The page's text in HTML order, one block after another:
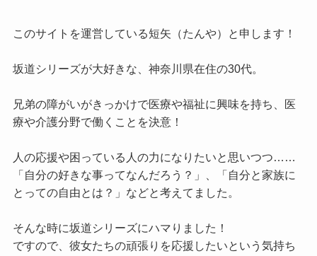
このサイトを運営している短矢（たんや）と申します！
坂道シリーズが大好きな、神奈川県在住の30代。
兄弟の障がいがきっかけで医療や福祉に興味を持ち、医
療や介護分野で働くことを決意！
人の応援や困っている人の力になりたいと思いつつ……
「自分の好きな事ってなんだろう？」、「自分と家族に
とっての自由とは？」などと考えてました。
そんな時に坂道シリーズにハマりました！
ですので、彼女たちの頑張りを応援したいという気持ち